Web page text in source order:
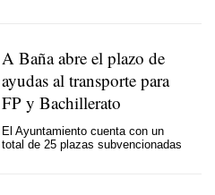
A Baña abre el plazo de
ayudas al transporte para
FP y Bachillerato
El Ayuntamiento cuenta con un
total de 25 plazas subvencionadas